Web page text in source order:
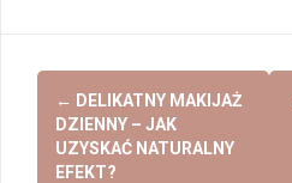
Post
navigation
← DELIKATNY MAKIJAŻ
DZIENNY – JAK
UZYSKAĆ NATURALNY
EFEKT?